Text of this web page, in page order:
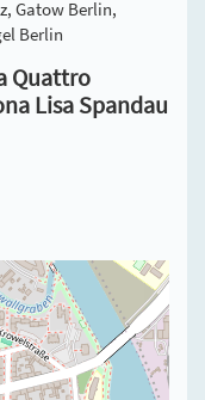
Gatow Berlin,
Berlin
Quattro
Lisa Spandau